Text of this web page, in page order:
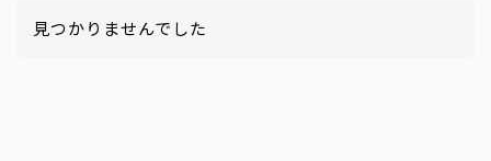
見つかりませんでした